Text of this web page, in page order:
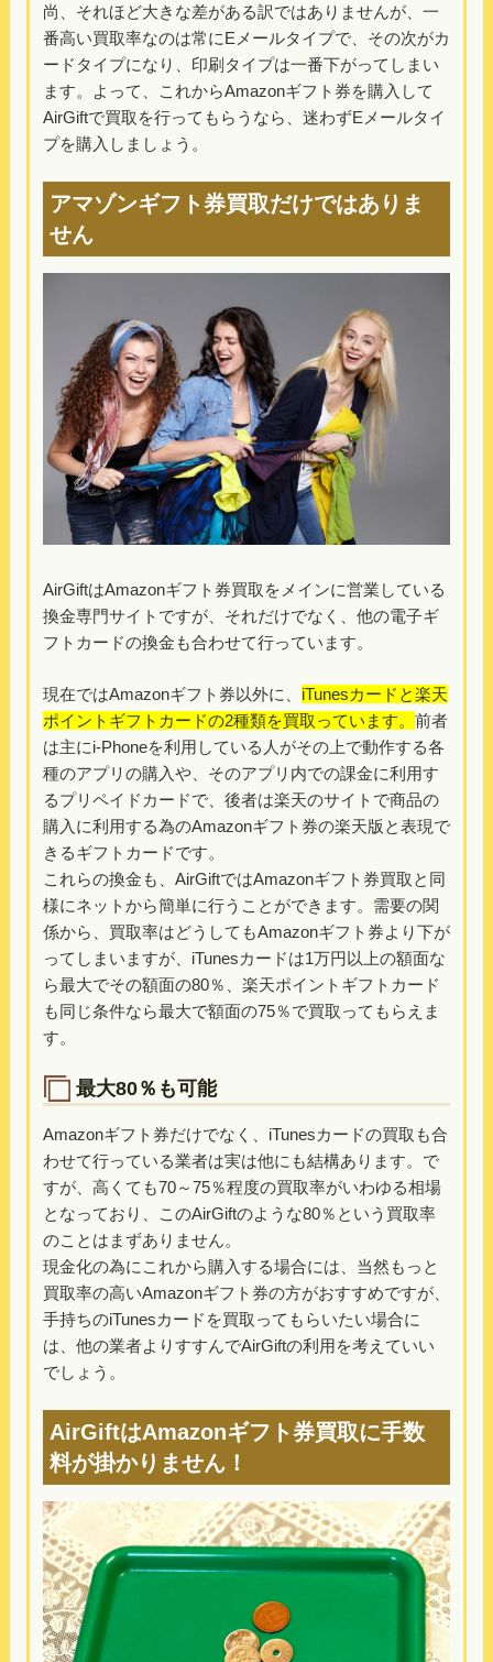
尚、それほど大きな差がある訳ではありませんが、一
番高い買取率なのは常にEメールタイプで、その次がカ
ードタイプになり、印刷タイプは一番下がってしまい
ます。よって、これからAmazonギフト券を購入して
AirGiftで買取を行ってもらうなら、迷わずEメールタイ
プを購入しましょう。
アマゾンギフト券買取だけではありま
せん
AirGiftはAmazonギフト券買取をメインに営業している
換金専門サイトですが、それだけでなく、他の電子ギ
フトカードの換金も合わせて行っています。
現在ではAmazonギフト券以外に、 iTunesカードと楽天
ポイントギフトカードの2種類を買取っています。 前者
は主にi-Phoneを利用している人がその上で動作する各
種のアプリの購入や、そのアプリ内での課金に利用す
るプリペイドカードで、後者は楽天のサイトで商品の
購入に利用する為のAmazonギフト券の楽天版と表現で
きるギフトカードです。
これらの換金も、AirGiftではAmazonギフト券買取と同
様にネットから簡単に行うことができます。需要の関
係から、買取率はどうしてもAmazonギフト券より下が
ってしまいますが、iTunesカードは1万円以上の額面な
ら最大でその額面の80％、楽天ポイントギフトカード
も同じ条件なら最大で額面の75％で買取ってもらえま
す。
最大80％も可能
Amazonギフト券だけでなく、iTunesカードの買取も合
わせて行っている業者は実は他にも結構あります。で
すが、高くても70～75％程度の買取率がいわゆる相場
となっており、このAirGiftのような80％という買取率
のことはまずありません。
現金化の為にこれから購入する場合には、当然もっと
買取率の高いAmazonギフト券の方がおすすめですが、
手持ちのiTunesカードを買取ってもらいたい場合に
は、他の業者よりすすんでAirGiftの利用を考えていい
でしょう。
AirGiftはAmazonギフト券買取に手数
料が掛かりません！